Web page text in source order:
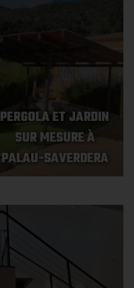
PERGOLA ET JARDIN
SUR MESURE À
PALAU-SAVERDERA